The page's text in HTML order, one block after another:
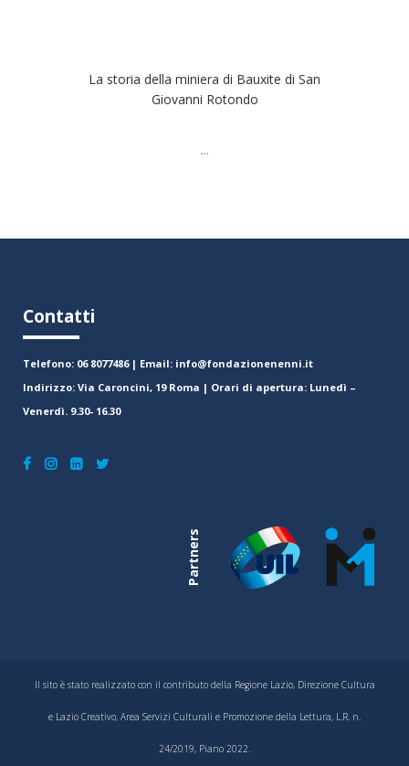
La storia della miniera di Bauxite di San
Giovanni Rotondo
...
Contatti
Telefono: 06 8077486 | Email: info@fondazionenenni.it
Indirizzo: Via Caroncini, 19 Roma | Orari di apertura: Lunedì –
Venerdì. 9.30- 16.30
Partners
Il sito è stato realizzato con il contributo della Regione Lazio, Direzione Cultura
e Lazio Creativo, Area Servizi Culturali e Promozione della Lettura, L.R. n.
24/2019, Piano 2022.